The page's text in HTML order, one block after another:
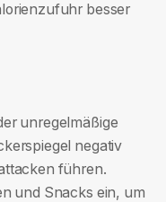
besser
unregelmäßige
negativ
führen.
und Snacks ein, um